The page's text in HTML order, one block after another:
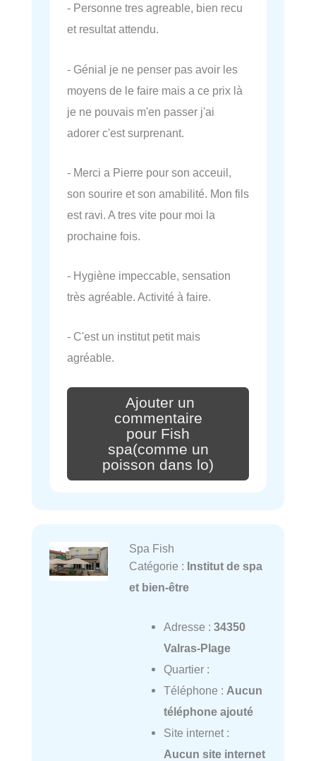
- Personne tres agreable, bien recu
et resultat attendu.
- Génial je ne penser pas avoir les
moyens de le faire mais a ce prix là
je ne pouvais m'en passer j'ai
adorer c'est surprenant.
- Merci a Pierre pour son acceuil,
son sourire et son amabilité. Mon fils
est ravi. A tres vite pour moi la
prochaine fois.
- Hygiène impeccable, sensation
très agréable. Activité à faire.
- C'est un institut petit mais
agréable.
Ajouter un
commentaire
pour Fish
spa(comme un
poisson dans lo)
Spa Fish
Catégorie : Institut de spa
et bien-être
Adresse : 34350
Valras-Plage
Quartier :
Téléphone : Aucun
téléphone ajouté
Site internet :
Aucun site internet